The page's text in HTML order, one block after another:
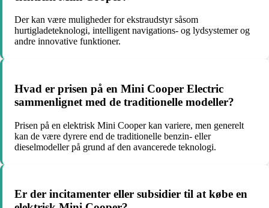
Der kan være muligheder for ekstraudstyr såsom
hurtigladeteknologi, intelligent navigations- og lydsystemer og
andre innovative funktioner.
Hvad er prisen på en Mini Cooper Electric
sammenlignet med de traditionelle modeller?
Prisen på en elektrisk Mini Cooper kan variere, men generelt
kan de være dyrere end de traditionelle benzin- eller
dieselmodeller på grund af den avancerede teknologi.
Er der incitamenter eller subsidier til at købe en